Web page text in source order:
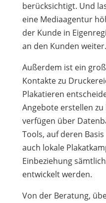
berücksichtigt. Und
eine Mediaagentur
der Kunde in
an den Kunden weiter.
Außerdem ist ein
Kontakte zu
Plakatieren
Angebote erstellen
verfügen über
Tools, auf deren
auch lokale
Einbeziehung
entwickelt werden.
Von der Beratung,